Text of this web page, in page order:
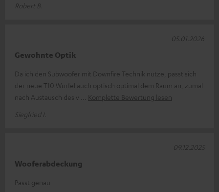
Robert B.
Gewohnte Optik
Da ich den Subwoofer mit Downfire Technik nutze, passt sich
der neue T10 Würfel auch optisch optimal dem Raum an, zumal
nach Austausch des v
Komplette Bewertung lesen
Siegfried I.
05.01.2026
Wooferabdeckung
Passt genau
09.12.2025